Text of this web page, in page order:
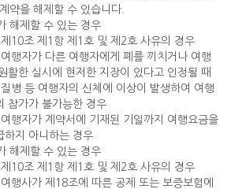
약을 해제할 수 있습니다.
해제할 수 있는 경우
10조 제1항 제1호 및 제2호 사유의 경우
행자가 다른 여행자에게 폐를 끼치거나 여행
활한 실시에 현저한 지장이 있다고 인정될 때
병 등 여행자의 신체에 이상이 발생하여 여행
참가가 불가능한 경우
행자가 계약서에 기재된 기일까지 여행요금을
하지 아니하는 경우
해제할 수 있는 경우
10조 제1항 제1호 및 제2호 사유의 경우
행사가 제18조에 따른 공제 또는 보증보험에